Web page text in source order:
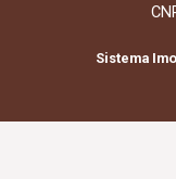
Sistema